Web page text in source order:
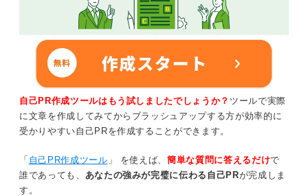
自己PR作成ツールはもう試しましたでしょうか？ ツールで実際
に文章を作成してみてからブラッシュアップする方が効率的に
受かりやすい自己PRを作成することができます。
「 自己PR作成ツール 」 を使えば、簡単な質問に答えるだけで
誰であっても、 あなたの強みが完璧に伝わる自己PRが完成しま
す。